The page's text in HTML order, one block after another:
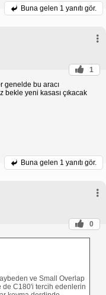
Buna gelen 1 yanıtı gör.
1
genelde bu aracı
bekle yeni kasası çıkacak
Buna gelen 1 yanıtı gör.
0
ve Small Overlap
de C180'i tercih edenlerin